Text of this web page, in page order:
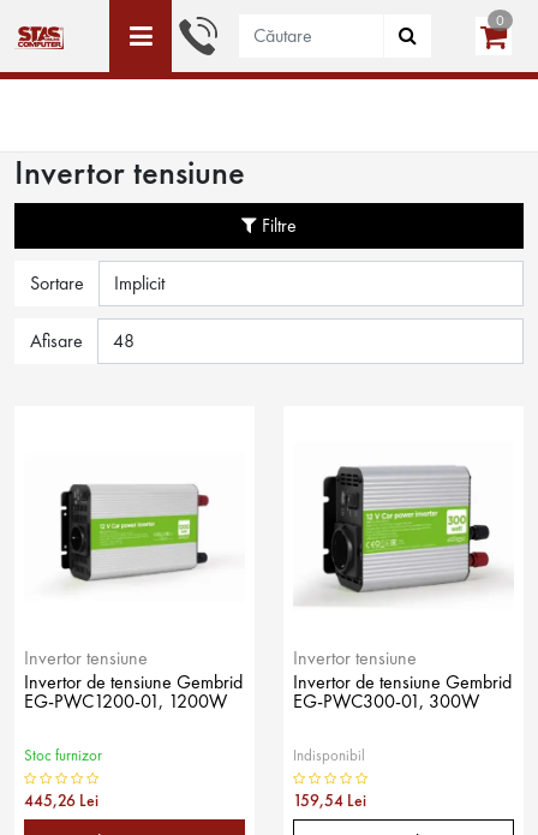
ACEST SITE ESTE DEDICAT DOAR PERSOANELE JURIDICE
CREEAZĂ CONT
0
Invertor tensiune
Filtre
Sortare
Afisare
Invertor tensiune
Invertor de tensiune Gembrid
EG-PWC1200-01, 1200W
Stoc furnizor
445,26 Lei
Invertor tensiune
Invertor de tensiune Gembrid
EG-PWC300-01, 300W
Indisponibil
159,54 Lei